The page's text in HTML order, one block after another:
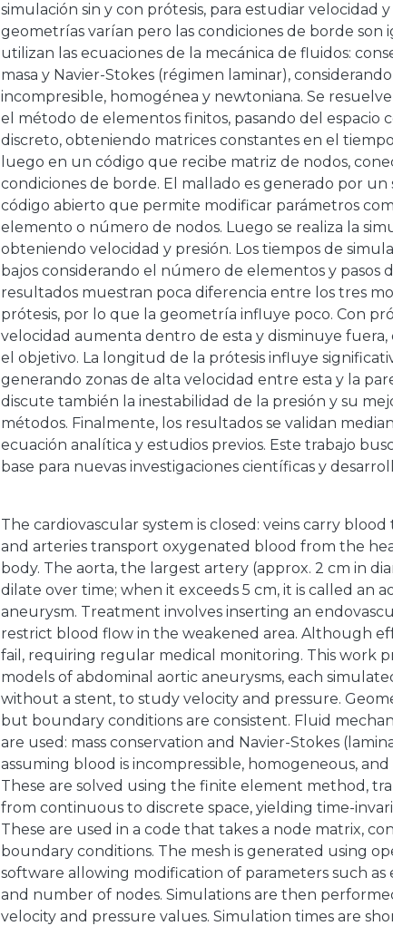
simulación sin y con prótesis, para estudiar velocidad y
geometrías varían pero las condiciones de borde son
utilizan las ecuaciones de la mecánica de fluidos:
masa y Navier-Stokes (régimen laminar),
incompresible, homogénea y newtoniana. Se
el método de elementos finitos, pasando del espacio
discreto, obteniendo matrices constantes en el
luego en un código que recibe matriz de nodos,
condiciones de borde. El mallado es generado por un
código abierto que permite modificar parámetros
elemento o número de nodos. Luego se realiza la
obteniendo velocidad y presión. Los tiempos de
bajos considerando el número de elementos y pasos
resultados muestran poca diferencia entre los tres
prótesis, por lo que la geometría influye poco. Con
velocidad aumenta dentro de esta y disminuye
el objetivo. La longitud de la prótesis influye
generando zonas de alta velocidad entre esta y la
discute también la inestabilidad de la presión y su
métodos. Finalmente, los resultados se validan
ecuación analítica y estudios previos. Este trabajo
base para nuevas investigaciones científicas y
The cardiovascular system is closed: veins carry
and arteries transport oxygenated blood from the
body. The aorta, the largest artery (approx. 2 cm in
dilate over time; when it exceeds 5 cm, it is called an
aneurysm. Treatment involves inserting an
restrict blood flow in the weakened area. Although
fail, requiring regular medical monitoring. This work
models of abdominal aortic aneurysms, each
without a stent, to study velocity and pressure.
but boundary conditions are consistent. Fluid
are used: mass conservation and Navier-Stokes
assuming blood is incompressible, homogeneous,
These are solved using the finite element method,
from continuous to discrete space, yielding time-
These are used in a code that takes a node matrix,
boundary conditions. The mesh is generated using
software allowing modification of parameters such as
and number of nodes. Simulations are then
velocity and pressure values. Simulation times are